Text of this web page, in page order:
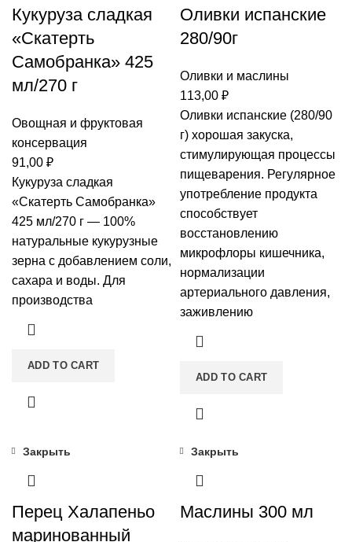
Кукуруза сладкая
«Скатерть
Самобранка» 425
мл/270 г
Овощная и фруктовая
консервация
91,00 ₽
Кукуруза сладкая
«Скатерть Самобранка»
425 мл/270 г — 100%
натуральные кукурузные
зерна с добавлением соли,
сахара и воды. Для
производства
ADD TO CART
Оливки испанские
280/90г
Оливки и маслины
113,00 ₽
Оливки испанские (280/90
г) хорошая закуска,
стимулирующая процессы
пищеварения. Регулярное
употребление продукта
способствует
восстановлению
микрофлоры кишечника,
нормализации
артериального давления,
заживлению
ADD TO CART
Закрыть
Перец Халапеньо
маринованный
Закрыть
Маслины 300 мл